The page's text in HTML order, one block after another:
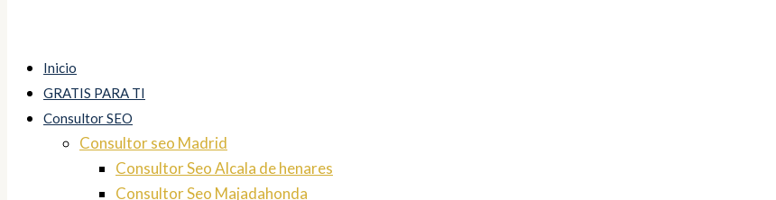
Inicio
GRATIS PARA TI
Consultor SEO
Consultor seo Madrid
Consultor Seo Alcala de henares
Consultor Seo Majadahonda